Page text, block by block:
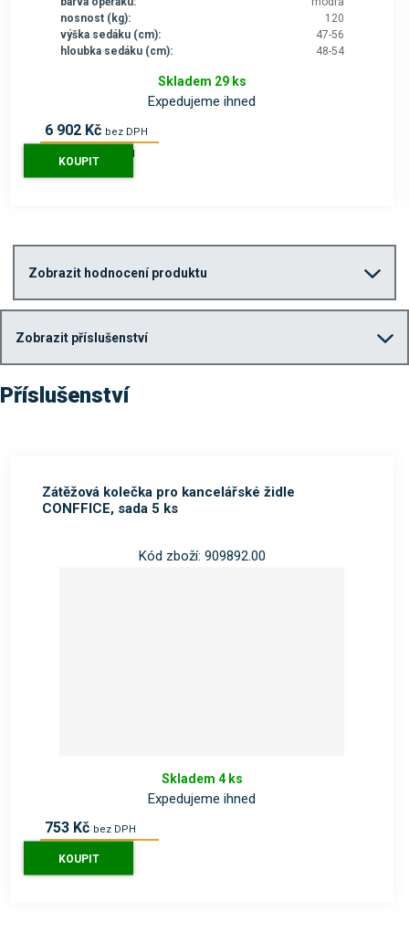
nosnost (kg):
120
výška sedáku (cm):
47-56
hloubka sedáku (cm):
48-54
6 902 Kč bez DPH
s DPH
Skladem 29 ks
Expedujeme ihned
KOUPIT
Zobrazit hodnocení produktu
Zobrazit příslušenství
Příslušenství
Zátěžová kolečka pro kancelářské židle
CONFFICE, sada 5 ks
Kód zboží: 909892.00
753 Kč bez DPH
Skladem 4 ks
Expedujeme ihned
KOUPIT